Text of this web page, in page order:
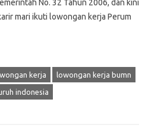
No. 32 Tahun 2006, dan kini
mari ikuti lowongan kerja Perum
kerja lowongan kerja bumn
indonesia